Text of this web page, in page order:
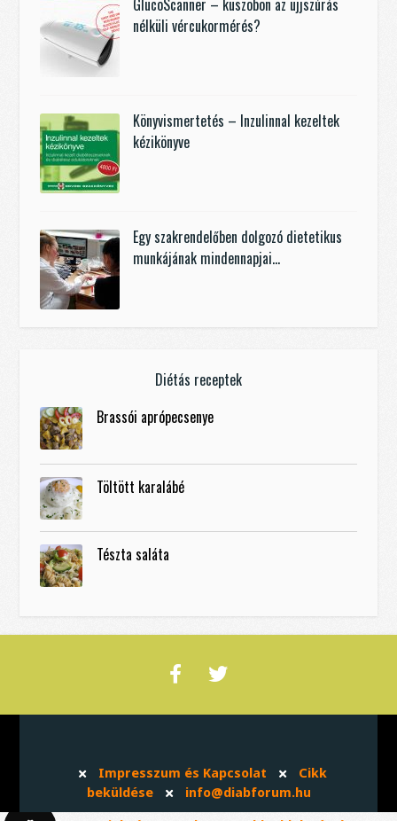
GlucoScanner – küszöbön az ujjszúrás
nélküli vércukormérés?
Könyvismertetés – Inzulinnal kezeltek
kézikönyve
Egy szakrendelőben dolgozó dietetikus
munkájának mindennapjai…
Diétás receptek
Brassói aprópecsenye
Töltött karalábé
Tészta saláta
Impresszum és Kapcsolat
Cikk
beküldése
info@diabforum.hu